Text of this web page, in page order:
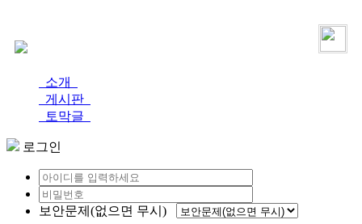
소개
게시판
토막글
로그인
보안문제(없으면 무시)